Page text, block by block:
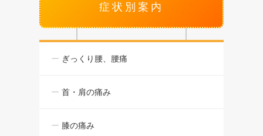
症状別案内
ぎっくり腰、腰痛
首・肩の痛み
膝の痛み